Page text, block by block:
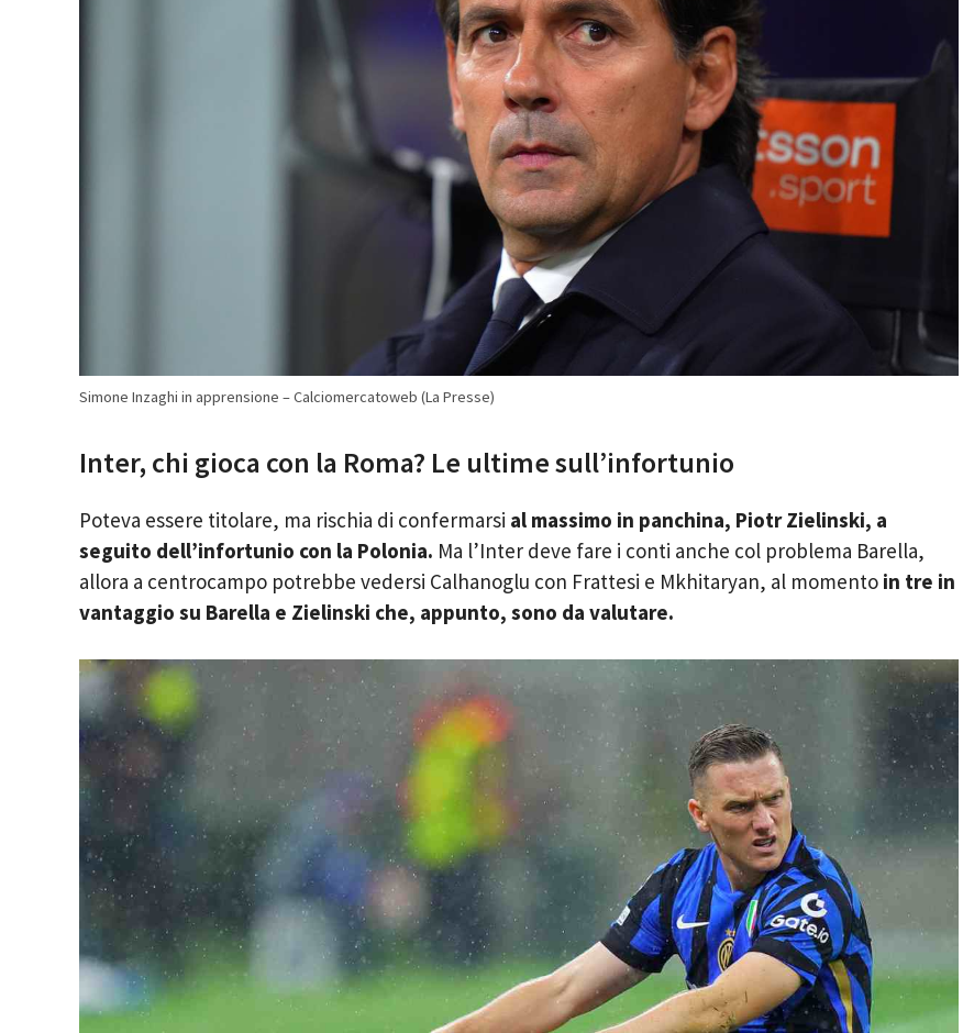
Simone Inzaghi in apprensione – Calciomercatoweb (La Presse)
Inter, chi gioca con la Roma? Le ultime sull’infortunio
Poteva essere titolare, ma rischia di confermarsi al massimo in panchina, Piotr Zielinski, a
seguito dell’infortunio con la Polonia. Ma l’Inter deve fare i conti anche col problema Barella,
allora a centrocampo potrebbe vedersi Calhanoglu con Frattesi e Mkhitaryan, al momento in tre in
vantaggio su Barella e Zielinski che, appunto, sono da valutare.